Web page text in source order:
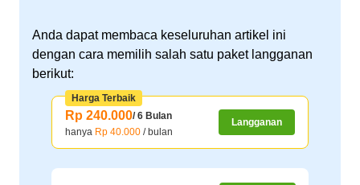
Anda dapat membaca keseluruhan artikel ini
dengan cara memilih salah satu paket langganan
berikut:
Rp 240.000/ 6 Bulan
hanya Rp 40.000 / bulan
Langganan
Harga Terbaik